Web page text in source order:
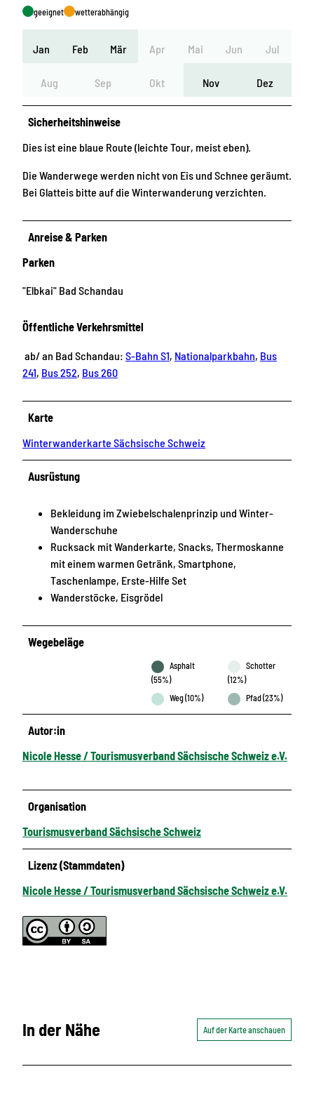
geeignet wetterabhängig
Jan Feb Mär Apr Mai Jun Jul
Aug Sep Okt Nov Dez
Sicherheitshinweise
Dies ist eine blaue Route (leichte Tour, meist eben).
Die Wanderwege werden nicht von Eis und Schnee geräumt.
Bei Glatteis bitte auf die Winterwanderung verzichten.
Anreise & Parken
Parken
"Elbkai" Bad Schandau
Öffentliche Verkehrsmittel
ab/ an Bad Schandau: S-Bahn S1, Nationalparkbahn, Bus
241, Bus 252, Bus 260
Karte
Winterwanderkarte Sächsische Schweiz
Ausrüstung
Bekleidung im Zwiebelschalenprinzip und Winter-
Wanderschuhe
Rucksack mit Wanderkarte, Snacks, Thermoskanne
mit einem warmen Getränk, Smartphone,
Taschenlampe, Erste-Hilfe Set
Wanderstöcke, Eisgrödel
Wegebeläge
Asphalt
(55%)
Schotter
(12%)
Weg (10%)
Pfad (23%)
Autor:in
Nicole Hesse / Tourismusverband Sächsische Schweiz e.V.
Organisation
Tourismusverband Sächsische Schweiz
Lizenz (Stammdaten)
Nicole Hesse / Tourismusverband Sächsische Schweiz e.V.
In der Nähe Auf der Karte anschauen